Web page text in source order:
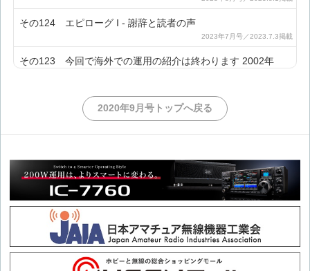
その124 エピローグ Ⅰ - 謝辞と読者の声
その123 今回で海外での運用の紹介は終わります 2002年
その122 アフリカのコモロで国際的なDXペディション 2001
(1)
その120 この連載記事は今回で10年になります。2000年(3)
その119 2000年はサンスポットサイクル23のピーク 2000年
2020年9月号トップへ戻る